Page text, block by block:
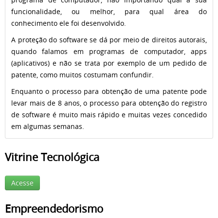
funcionalidade, ou melhor, para qual área do
conhecimento ele foi desenvolvido.
A proteção do software se dá por meio de direitos autorais,
quando falamos em programas de computador, apps
(aplicativos) e não se trata por exemplo de um pedido de
patente, como muitos costumam confundir.
Enquanto o processo para obtenção de uma patente pode
levar mais de 8 anos, o processo para obtenção do registro
de software é muito mais rápido e muitas vezes concedido
em algumas semanas.
Vitrine Tecnológica
Acesse
Empreendedorismo